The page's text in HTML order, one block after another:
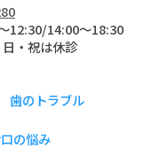
12:30/14:00～18:30
・祝は休診
歯のトラブル
の悩み